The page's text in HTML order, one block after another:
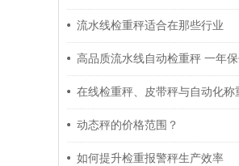
流水线检重秤适合在那些行业
动态秤的价格范围？
如何提升检重报警秤生产效率